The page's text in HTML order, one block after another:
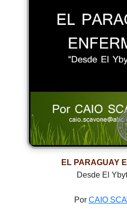
EL PARAGUAY
Desde El
Por CAIO